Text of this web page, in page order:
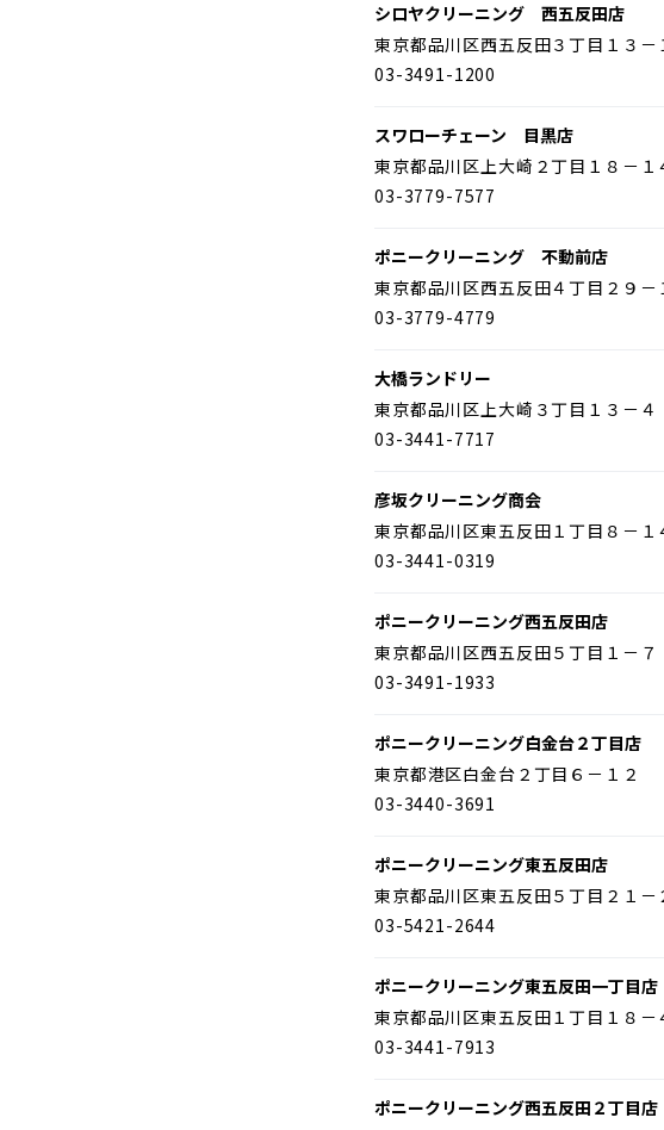
シロヤクリーニング 西五反田店
東京都品川区西五反田３丁目１３－
03-3491-1200
スワローチェーン 目黒店
東京都品川区上大崎２丁目１８－１
03-3779-7577
ポニークリーニング 不動前店
東京都品川区西五反田４丁目２９－
03-3779-4779
大橋ランドリー
東京都品川区上大崎３丁目１３－４
03-3441-7717
彦坂クリーニング商会
東京都品川区東五反田１丁目８－１
03-3441-0319
ポニークリーニング西五反田店
東京都品川区西五反田５丁目１－７
03-3491-1933
ポニークリーニング白金台２丁目店
東京都港区白金台２丁目６－１２
03-3440-3691
ポニークリーニング東五反田店
東京都品川区東五反田５丁目２１－
03-5421-2644
ポニークリーニング東五反田一丁目店
東京都品川区東五反田１丁目１８－
03-3441-7913
ポニークリーニング西五反田２丁目店